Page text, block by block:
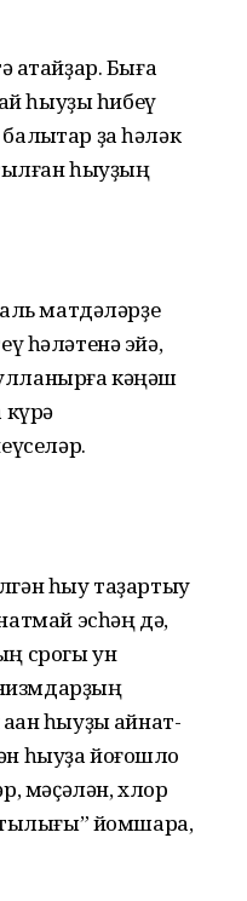
атайҙар. Быға
һыуҙы һибеү
ҙа һәләк
һыуҙың
матдәләрҙе
һәләтенә эйә,
кәңәш
күрә
һыу таҙартыу
эсһәң дә,
срогы ун
һыуҙы ҡай­нат­
һыуҙа йоғошло
мәҫә­лән, хлор
йомшара,